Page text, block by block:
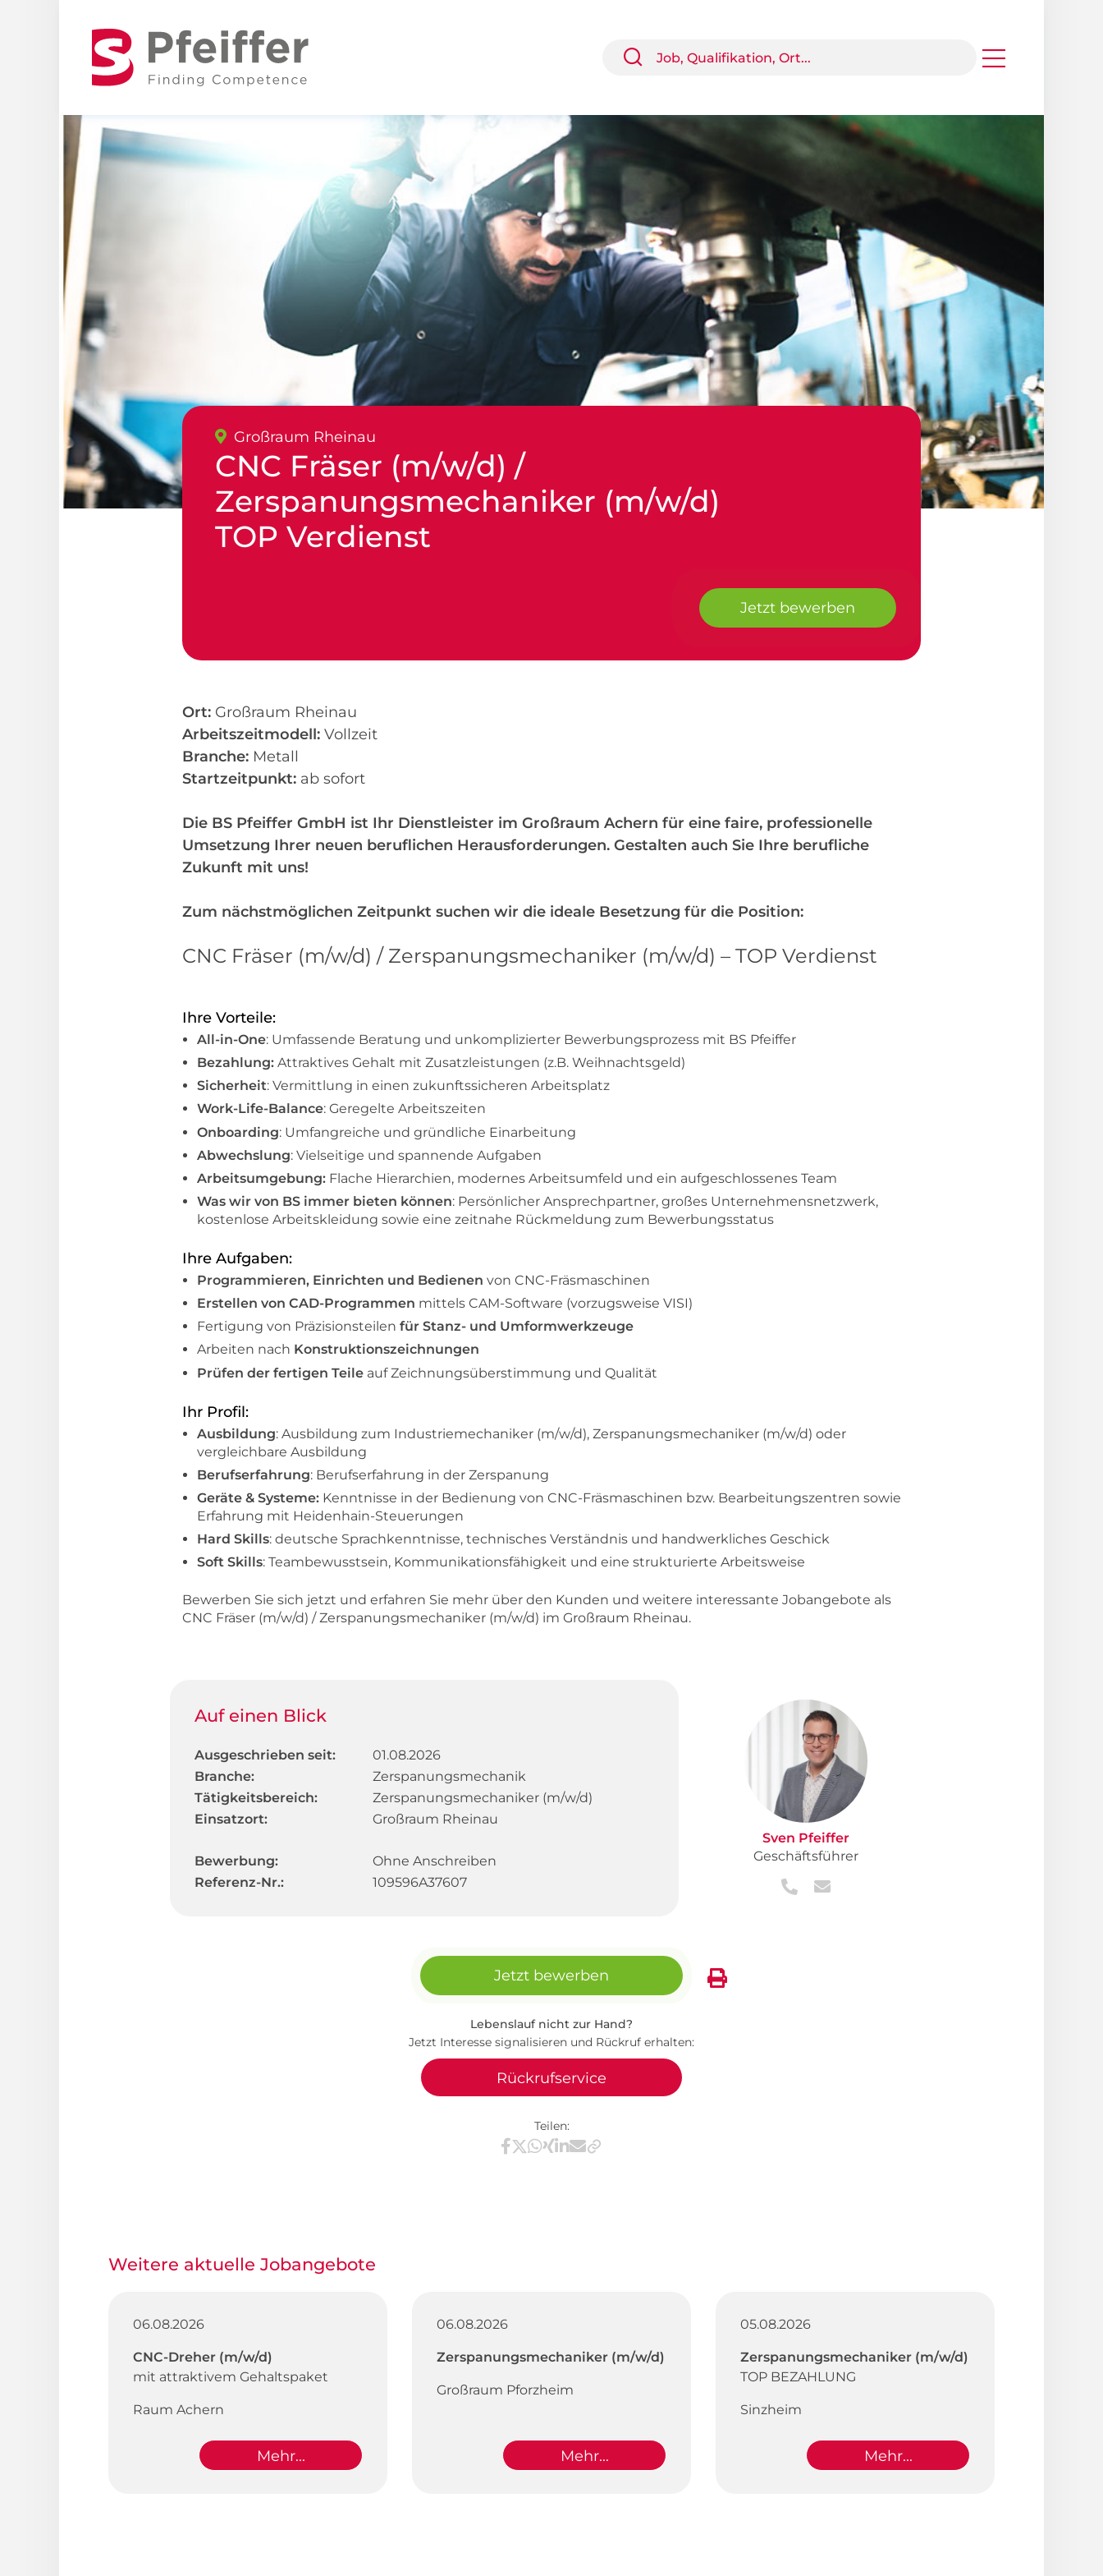
Großraum Rheinau
CNC Fräser (m/w/d) /
Zerspanungsmechaniker (m/w/d)
TOP Verdienst
Jetzt bewerben
Ort: Großraum Rheinau
Arbeitszeitmodell: Vollzeit
Branche: Metall
Startzeitpunkt: ab sofort
Die BS Pfeiffer GmbH ist Ihr Dienstleister im Großraum Achern für eine faire, professionelle
Umsetzung Ihrer neuen beruflichen Herausforderungen. Gestalten auch Sie Ihre berufliche
Zukunft mit uns!
Zum nächstmöglichen Zeitpunkt suchen wir die ideale Besetzung für die Position:
CNC Fräser (m/w/d) / Zerspanungsmechaniker (m/w/d) – TOP Verdienst
Ihre Vorteile:
All-in-One: Umfassende Beratung und unkomplizierter Bewerbungsprozess mit BS Pfeiffer
Bezahlung: Attraktives Gehalt mit Zusatzleistungen (z.B. Weihnachtsgeld)
Sicherheit: Vermittlung in einen zukunftssicheren Arbeitsplatz
Work-Life-Balance: Geregelte Arbeitszeiten
Onboarding: Umfangreiche und gründliche Einarbeitung
Abwechslung: Vielseitige und spannende Aufgaben
Arbeitsumgebung: Flache Hierarchien, modernes Arbeitsumfeld und ein aufgeschlossenes Team
Was wir von BS immer bieten können: Persönlicher Ansprechpartner, großes Unternehmensnetzwerk,
kostenlose Arbeitskleidung sowie eine zeitnahe Rückmeldung zum Bewerbungsstatus
Ihre Aufgaben:
Programmieren, Einrichten und Bedienen von CNC-Fräsmaschinen
Erstellen von CAD-Programmen mittels CAM-Software (vorzugsweise VISI)
Fertigung von Präzisionsteilen für Stanz- und Umformwerkzeuge
Arbeiten nach Konstruktionszeichnungen
Prüfen der fertigen Teile auf Zeichnungsüberstimmung und Qualität
Ihr Profil:
Ausbildung: Ausbildung zum Industriemechaniker (m/w/d), Zerspanungsmechaniker (m/w/d) oder
vergleichbare Ausbildung
Berufserfahrung: Berufserfahrung in der Zerspanung
Geräte & Systeme: Kenntnisse in der Bedienung von CNC-Fräsmaschinen bzw. Bearbeitungszentren sowie
Erfahrung mit Heidenhain-Steuerungen
Hard Skills: deutsche Sprachkenntnisse, technisches Verständnis und handwerkliches Geschick
Soft Skills: Teambewusstsein, Kommunikationsfähigkeit und eine strukturierte Arbeitsweise
Bewerben Sie sich jetzt und erfahren Sie mehr über den Kunden und weitere interessante Jobangebote als
CNC Fräser (m/w/d) / Zerspanungsmechaniker (m/w/d) im Großraum Rheinau.
Auf einen Blick
Ausgeschrieben seit:
01.08.2026
Branche:
Zerspanungsmechanik
Tätigkeitsbereich:
Zerspanungsmechaniker (m/w/d)
Einsatzort:
Großraum Rheinau
Bewerbung:
Ohne Anschreiben
Referenz-Nr.:
109596A37607
Sven Pfeiffer
Geschäftsführer
Jetzt bewerben
Lebenslauf nicht zur Hand?
Jetzt Interesse signalisieren und Rückruf erhalten:
Rückrufservice
Teilen:
Teilen via Facebook
Teilen via X / Twitter
Teilen via WhatsApp
Teilen via Xing
Teilen via LinkedIn
Teilen via E-Mail
Weitere aktuelle Jobangebote
06.08.2026
CNC-Dreher (m/w/d)
mit attraktivem Gehaltspaket
Raum Achern
Mehr...
06.08.2026
Zerspanungsmechaniker (m/w/d)
Großraum Pforzheim
Mehr...
05.08.2026
Zerspanungsmechaniker (m/w/d)
TOP BEZAHLUNG
Sinzheim
Mehr...